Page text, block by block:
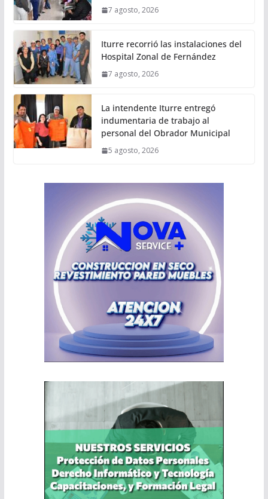
7 agosto, 2026
Iturre recorrió las instalaciones del
Hospital Zonal de Fernández
7 agosto, 2026
La intendente Iturre entregó
indumentaria de trabajo al
personal del Obrador Municipal
5 agosto, 2026